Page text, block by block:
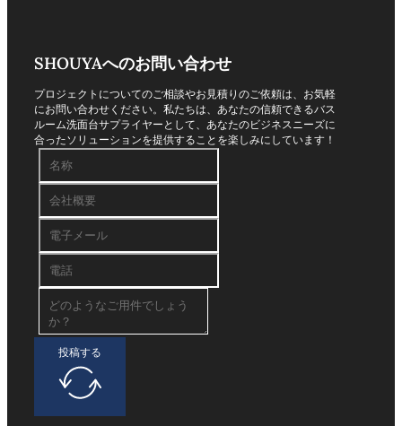
SHOUYAへのお問い合わせ
プロジェクトについてのご相談やお見積りのご依頼は、お気軽
にお問い合わせください。私たちは、あなたの信頼できるバス
ルーム洗面台サプライヤーとして、あなたのビジネスニーズに
合ったソリューションを提供することを楽しみにしています！
投稿する